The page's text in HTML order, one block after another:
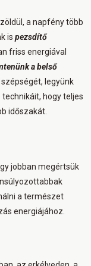
a napfény több
is pezsdítő
friss energiával
a belső
legyünk
hogy teljes
időszakát.
jobban megértsük
a természet
energiájához.